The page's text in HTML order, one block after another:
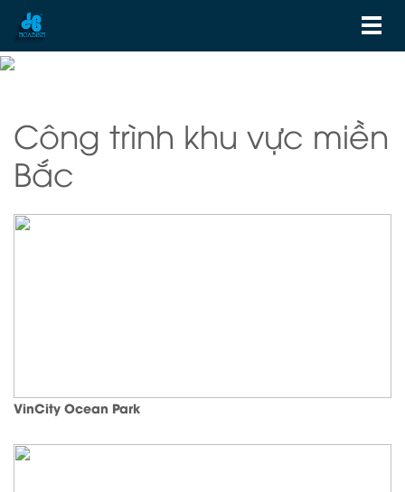
Công trình khu vực miền
Bắc
VinCity Ocean Park